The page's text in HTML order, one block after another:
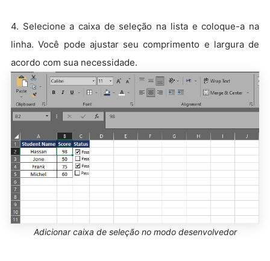
4. Selecione a caixa de seleção na lista e coloque-a na
linha. Você pode ajustar seu comprimento e largura de
acordo com sua necessidade.
Adicionar caixa de seleção no modo desenvolvedor